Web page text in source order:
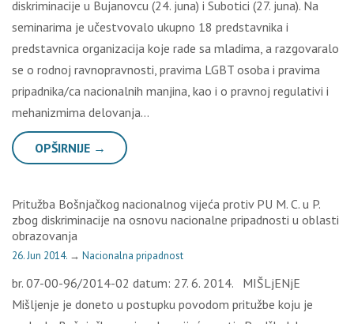
diskriminacije u Bujanovcu (24. juna) i Subotici (27. juna). Na
seminarima je učestvovalo ukupno 18 predstavnika i
predstavnica organizacija koje rade sa mladima, a razgovaralo
se o rodnoj ravnopravnosti, pravima LGBT osoba i pravima
pripadnika/ca nacionalnih manjina, kao i o pravnoj regulativi i
mehanizmima delovanja…
OPŠIRNIJE →
Pritužba Bošnjačkog nacionalnog vijeća protiv PU M. C. u P.
zbog diskriminacije na osnovu nacionalne pripadnosti u oblasti
obrazovanja
26. Jun 2014. → Nacionalna pripadnost
br. 07-00-96/2014-02 datum: 27. 6. 2014. MIŠLjENjE
Mišljenje je doneto u postupku povodom pritužbe koju je